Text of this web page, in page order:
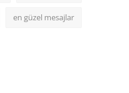
en güzel mesajlar